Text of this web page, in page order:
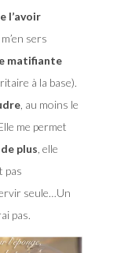
l’avoir
sers
matifiante
à la base).
, au moins le
me permet
plus , elle
pas
seule…Un
pas.